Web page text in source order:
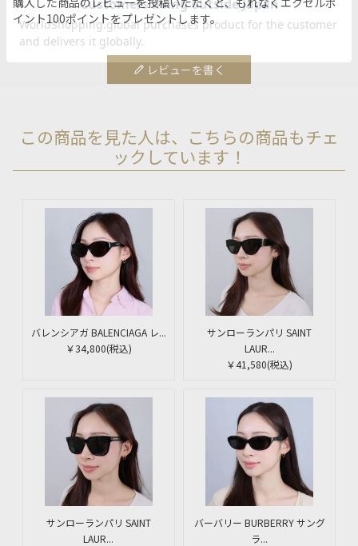
イント100ポイントをプレゼントします。
レビューを書く
この商品を見た人は、こちらの商品もチェ
ックしています！
バレンシアガ BALENCIAGA レ...
￥34,800(税込)
サンローランパリ SAINT
LAUR...
￥41,580(税込)
サンローランパリ SAINT
LAUR...
バーバリー BURBERRY サング
ラ...